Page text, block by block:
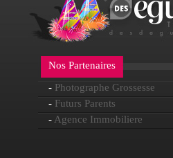
Nos Partenaires
- Photographe Grossesse
- Futurs Parents
- Agence Immobiliere